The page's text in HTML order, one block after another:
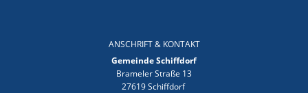
ANSCHRIFT & KONTAKT
Gemeinde Schiffdorf
Brameler Straße 13
27619 Schiffdorf